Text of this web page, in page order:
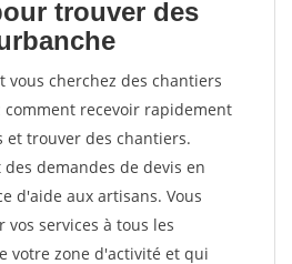
trouver des
vous cherchez des chantiers
comment recevoir rapidement
et trouver des chantiers.
des demandes de devis en
d'aide aux artisans. Vous
services à tous les
votre zone d'activité et qui